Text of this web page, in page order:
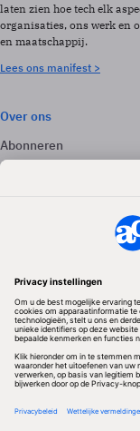
laten zien hoe tech elk
organisaties, ons werk en
en maatschappij.
Lees ons manifest >
Over ons
Abonneren
Adverteren
Volg ons
Redactionele partner